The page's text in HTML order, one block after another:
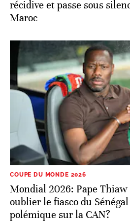
récidive et passe sous
Maroc
COUPE DU MONDE 2026
Mondial 2026: Pape
oublier le fiasco du
polémique sur la CAN?